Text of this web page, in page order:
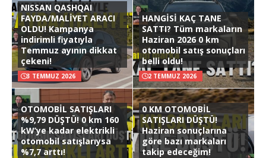
NISSAN QASHQAI
FAYDA/MALİYET ARACI
OLDU! Kampanya
indirimli fiyatıyla
Temmuz ayının dikkat
çekeni!
3 TEMMUZ 2026
HANGİSİ KAÇ TANE
SATTI? Tüm markaların
Haziran 2026 0 km
otomobil satış sonuçları
belli oldu!
2 TEMMUZ 2026
OTOMOBİL SATIŞLARI
%9,79 DÜŞTÜ! 0 km 160
kW’ye kadar elektrikli
otomobil satışlarıysa
%7,7 arttı!
0 KM OTOMOBİL
SATIŞLARI DÜŞTÜ!
Haziran sonuçlarına
göre bazı markaları
takip edeceğim!